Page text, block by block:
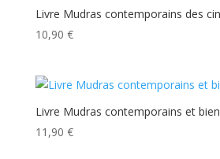
Livre Mudras contemporains des
10,90 €
Livre Mudras contemporains et
11,90 €